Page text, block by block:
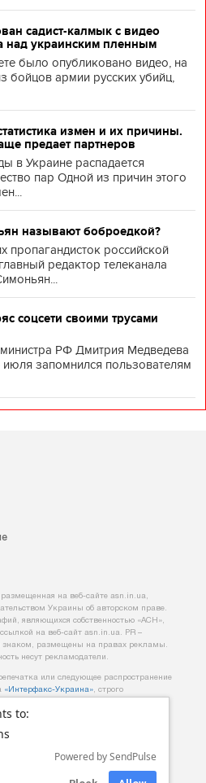
to:
Powered by SendPulse
садист-калмык с видео
над украинским пленным
было опубликовано видео, на
бойцов армии русских убийц,
измен и их причины.
предает партнеров
в Украине распадается
пар Одной из причин этого
называют боброедкой?
пропагандисток российской
редактор телеканала
соцсети своими трусами
РФ Дмитрия Медведева
запомнился пользователям
на веб-сайте asn.in.ua,
Украины об авторском праве.
являющихся собственностью «АСН»,
на веб-сайт asn.іn.ua. PR –
знаком, размещены на правах рекламы.
несут рекламодатели.
или следующее распространение
«Интерфакс-Украина», строго